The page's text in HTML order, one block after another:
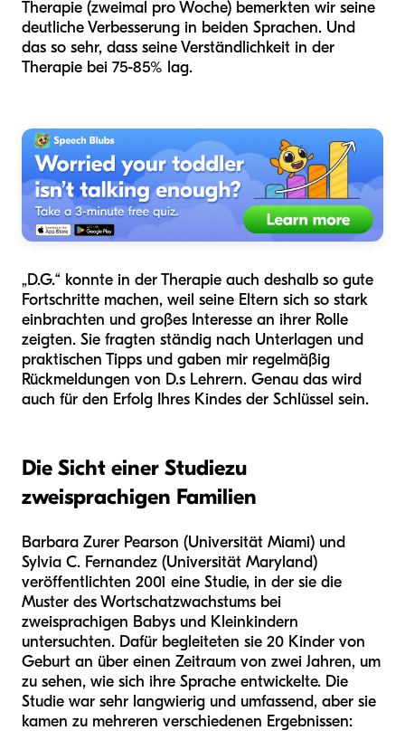
Therapie (zweimal pro Woche) bemerkten wir seine
deutliche Verbesserung in beiden Sprachen. Und
das so sehr, dass seine Verständlichkeit in der
Therapie bei 75-85% lag.
„D.G.“ konnte in der Therapie auch deshalb so gute
Fortschritte machen, weil seine Eltern sich so stark
einbrachten und großes Interesse an ihrer Rolle
zeigten. Sie fragten ständig nach Unterlagen und
praktischen Tipps und gaben mir regelmäßig
Rückmeldungen von D.s Lehrern. Genau das wird
auch für den Erfolg Ihres Kindes der Schlüssel sein.
Die Sicht einer Studiezu
zweisprachigen Familien
Barbara Zurer Pearson (Universität Miami) und
Sylvia C. Fernandez (Universität Maryland)
veröffentlichten 2001 eine Studie, in der sie die
Muster des Wortschatzwachstums bei
zweisprachigen Babys und Kleinkindern
untersuchten. Dafür begleiteten sie 20 Kinder von
Geburt an über einen Zeitraum von zwei Jahren, um
zu sehen, wie sich ihre Sprache entwickelte. Die
Studie war sehr langwierig und umfassend, aber sie
kamen zu mehreren verschiedenen Ergebnissen: